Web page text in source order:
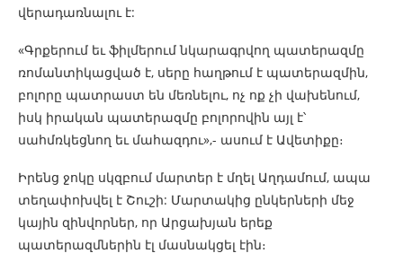
վերադառնալու է:
«Գրքերում եւ ֆիլմերում նկարագրվող պատերազմը
ռոմանտիկացված է, սերը հաղթում է պատերազմին,
բոլորը պատրաստ են մեռնելու, ոչ ոք չի վախենում,
իսկ իրական պատերազմը բոլորովին այլ է՝
սահմռկեցնող եւ մահազդու»,- ասում է Ավետիքը։
Իրենց ջոկը սկզբում մարտեր է մղել Աղդամում, ապա
տեղափոխվել է Շուշի: Մարտակից ընկերների մեջ
կային զինվորներ, որ Արցախյան երեք
պատերազմներին էլ մասնակցել էին։